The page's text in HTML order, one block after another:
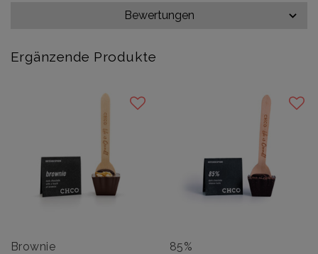
Bewertungen
Ergänzende Produkte
Brownie 85%